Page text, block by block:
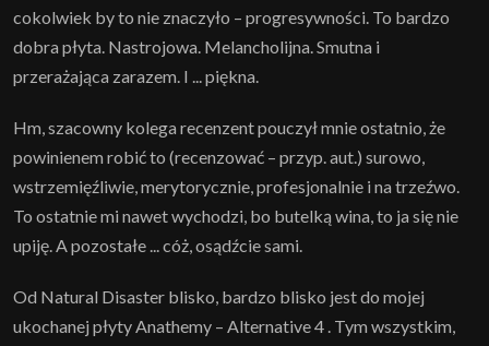
cokolwiek by to nie znaczyło – progresywności. To bardzo
dobra płyta. Nastrojowa. Melancholijna. Smutna i
przerażająca zarazem. I ... piękna.
Hm, szacowny kolega recenzent pouczył mnie ostatnio, że
powinienem robić to (recenzować – przyp. aut.) surowo,
wstrzemięźliwie, merytorycznie, profesjonalnie i na trzeźwo.
To ostatnie mi nawet wychodzi, bo butelką wina, to ja się nie
upiję. A pozostałe ... cóż, osądźcie sami.
Od Natural Disaster blisko, bardzo blisko jest do mojej
ukochanej płyty Anathemy – Alternative 4 . Tym wszystkim,